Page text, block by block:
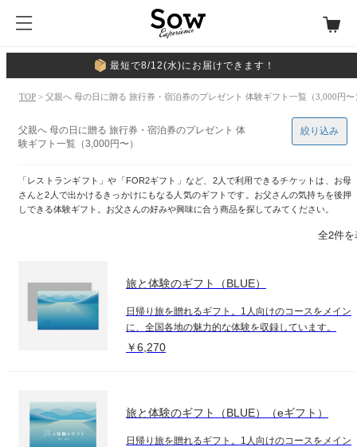
最短で8/12(水)にお届けできます！
TOP > 父親へ 母の日に贈る 旅行券・宿泊券のプレゼント 体験ギフト一覧（3,000円〜
父親へ 母の日に贈る 旅行券・宿泊券のプレゼント 体
験ギフト一覧（3,000円〜）
「レストランギフト」や「FOR2ギフト」など、2人で利用できるチケットは、お母
さんと2人で出かけるきっかけにもなる人気のギフトです。お父さんの気持ちを後押
しできる体験ギフト。お父さんの好みや興味に合う商品を探してみてください。
絞り込み
全2件
旅と体験のギフト（BLUE）
日帰り旅を贈れるギフト。1人向けのコースをメイン
に、全国各地の魅力的な体験を収録しています。
￥6,270
旅と体験のギフト（BLUE）（eギフト）
日帰り旅を贈れるギフト。1人向けのコースをメイン